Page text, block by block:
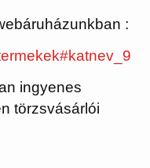
:
ingyenes
törzsvásárlói